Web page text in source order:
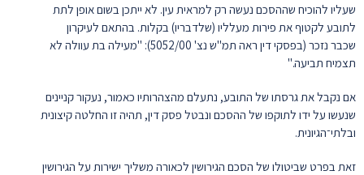
שעליו להוכיח שההסכם נעשה רק למראית עין. לא ייתכן בשום אופן לתת
לתובע לקטוף את פירות מעלליו (שלדבריו) בקלות. בהתאם לעיקרון
שכבר נזכר (בפסקי דין ראה תמ"ש נצ' 5052/00): "מעילה בת עוולה לא
תצמיח תביעה."
אם נקבל את גרסתו של התובע, נתעלם מהצהרותיו כאמור, נעקור קניינים
שנעשו על ידו לתוקפו של ההסכם ונבטל פסק דין, תהיה זו החלטה קיצונית
ובלתי־הגיונית.
זאת בפרט שביטולו של הסכם הגירושין לכאורה משליך ישירות על הגירושין